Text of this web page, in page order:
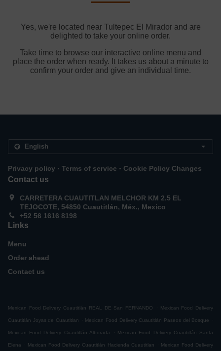
Yes, we're located near Tultepec El Mirador and are
delighted to take your online order.
Take time to browse our interactive online menu and
place the order when ready. It takes us about a minute to
confirm your order and give an individual time.
Privacy policy . Terms of service . Cookie Policy Changes
Contact us
CARRETERA CUAUTITLAN MELCHOR KM 2.5 EL
TEJOCOTE, 54850 Cuautitlán, Méx., Mexico
+52 56 1616 8198
Links
Menu
Order ahead
Contact us
Mexican Food Delivery Cuautitlán REAL DE San FERNANDO . Mexican Food Delivery
Cuautitlán Joyas de Cuautitlan . Mexican Food Delivery Cuautitlán Paseos del Bosque .
Mexican Food Delivery Cuautitlán Alborada . Mexican Food Delivery Cuautitlán Santa
Elena . Mexican Food Delivery Cuautitlán Hacienda Cuautitlan . Mexican Food Delivery